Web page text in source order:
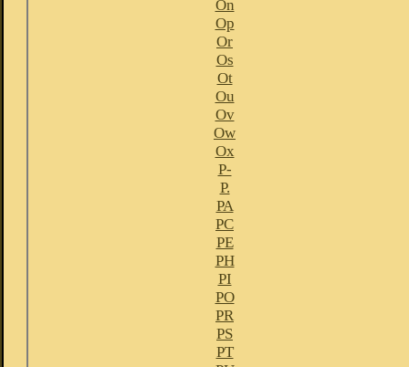
On
Op
Or
Os
Ot
Ou
Ov
Ow
Ox
P-
P.
PA
PC
PE
PH
PI
PO
PR
PS
PT